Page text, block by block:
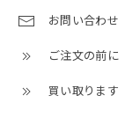
お問い合わせ
ご注文の前に
買い取ります